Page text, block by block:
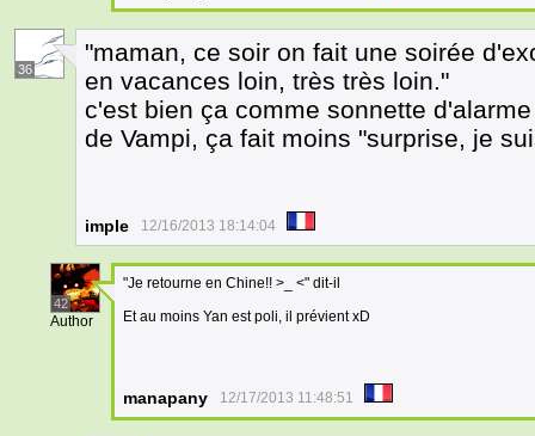
36
"maman, ce soir on fait une soirée
en vacances loin, très très loin."
c'est bien ça comme sonnette
de Vampi, ça fait moins "surprise, je
imple 12/16/2013 18:14:04
42
Author
"Je retourne en Chine!! >_ <" dit-il
Et au moins Yan est poli, il prévient xD
manapany 12/17/2013 11:48:51